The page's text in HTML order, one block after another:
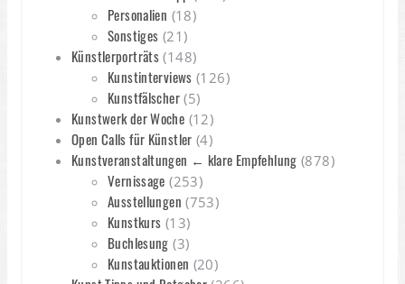
Personalien (18)
Sonstiges (21)
Künstlerporträts (148)
Kunstinterviews (126)
Kunstfälscher(5)
Kunstwerk der Woche (12)
Open Calls für Künstler (4)
Kunstveranstaltungen ← klare Empfehlung (878)
Vernissage (253)
Ausstellungen (753)
Kunstkurs (13)
Buchlesung (3)
Kunstauktionen (20)